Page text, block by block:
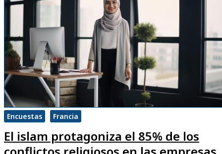
Encuestas Francia
El islam protagoniza el 85% de los